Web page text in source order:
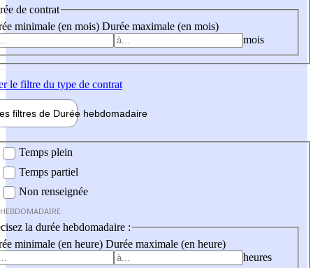
de contrat
minimale (en mois) Durée maximale (en mois)
mois
le filtre du type de contrat
filtres de Durée hebdomadaire
Temps plein
Temps partiel
Non renseignée
la durée hebdomadaire :
minimale (en heure) Durée maximale (en heure)
heures